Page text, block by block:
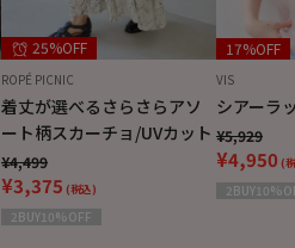
25%OFF
ROPÉ PICNIC
着丈が選べるさらさらアソ
ート柄スカーチョ/UVカット
¥4,499
¥3,375 (税込)
2BUY10%OFF
17%OFF
VIS
シアーラ
¥5,929
¥4,950 (